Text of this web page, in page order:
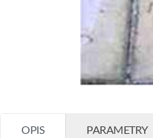
OPIS PARAMETRY